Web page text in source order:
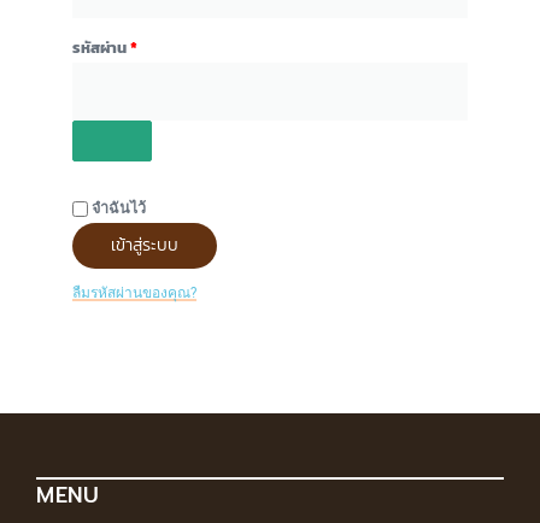
รหัสผ่าน*
จำฉันไว้
เข้าสู่ระบบ
ลืมรหัสผ่านของคุณ?
MENU